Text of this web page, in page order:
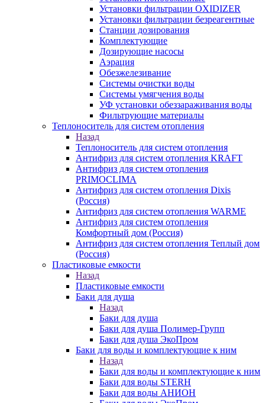
Установки фильтрации OXIDIZER
Установки фильтрации безреагентные
Станции дозирования
Комплектующие
Дозирующие насосы
Аэрация
Обезжелезивание
Системы очистки воды
Системы умягчения воды
УФ установки обеззараживания воды
Фильтрующие материалы
Теплоноситель для систем отопления
Назад
Теплоноситель для систем отопления
Антифриз для систем отопления KRAFT
Антифриз для систем отопления
PRIMOCLIMA
Антифриз для систем отопления Dixis
(Россия)
Антифриз для систем отопления WARME
Антифриз для систем отопления
Комфортный дом (Россия)
Антифриз для систем отопления Теплый дом
(Россия)
Пластиковые емкости
Назад
Пластиковые емкости
Баки для душа
Назад
Баки для душа
Баки для душа Полимер-Групп
Баки для душа ЭкоПром
Баки для воды и комплектующие к ним
Назад
Баки для воды и комплектующие к ним
Баки для воды STERH
Баки для воды АНИОН